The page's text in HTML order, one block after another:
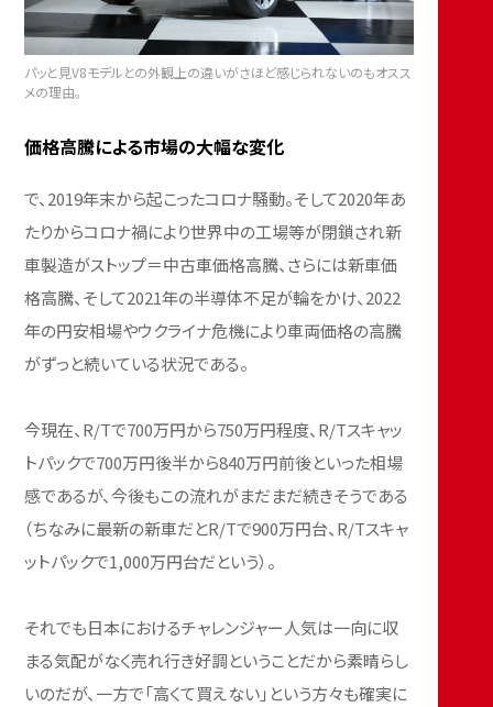
パッと見V8モデルとの外観上の違いがさほど感じられないのもオスス
メの理由。
価格高騰による市場の大幅な変化
で、2019年末から起こったコロナ騒動。そして2020年あ
たりからコロナ禍により世界中の工場等が閉鎖され新
車製造がストップ＝中古車価格高騰、さらには新車価
格高騰、そして2021年の半導体不足が輪をかけ、2022
年の円安相場やウクライナ危機により車両価格の高騰
がずっと続いている状況である。
今現在、R/Tで700万円から750万円程度、R/Tスキャッ
トパックで700万円後半から840万円前後といった相場
感であるが、今後もこの流れがまだまだ続きそうである
（ちなみに最新の新車だとR/Tで900万円台、R/Tスキャ
ットパックで1,000万円台だという）。
それでも日本におけるチャレンジャー人気は一向に収
まる気配がなく売れ行き好調ということだから素晴らし
いのだが、一方で「高くて買えない」という方々も確実に